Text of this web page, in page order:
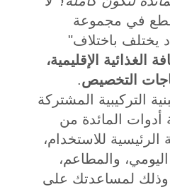
في مجموعة
باختلاف"
الإقليمية،
التخصيص.
المشتركة
المائدة من
للاستخدام،
والمطاعم،
لمساعدتك على